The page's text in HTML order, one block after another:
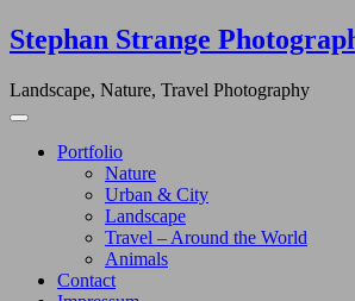
Skip
to
Stephan Strange
Landscape, Nature, Travel Photography
Portfolio
Nature
Urban & City
Landscape
Travel – Around the World
Animals
Contact